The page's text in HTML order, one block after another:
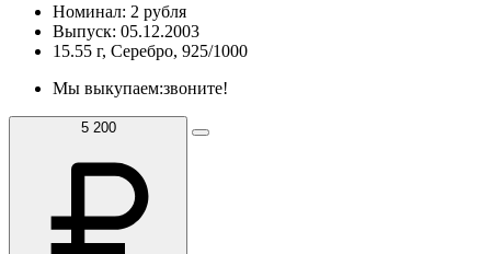
Номинал: 2 рубля
Выпуск: 05.12.2003
15.55 г, Серебро, 925/1000
Мы выкупаем:звоните!
5 200